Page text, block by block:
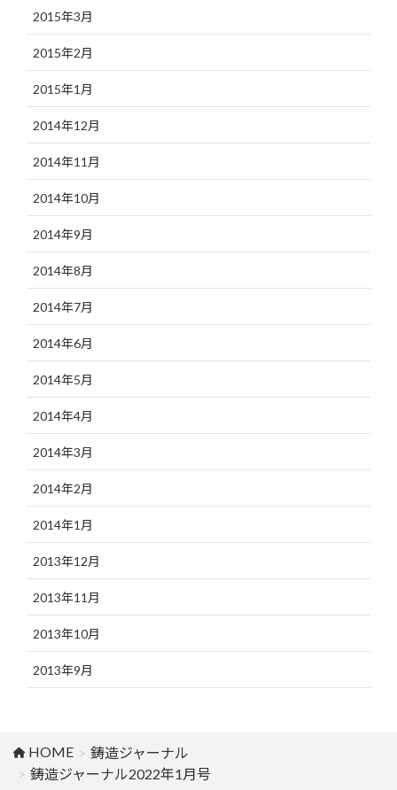
2015年3月
2015年2月
2015年1月
2014年12月
2014年11月
2014年10月
2014年9月
2014年8月
2014年7月
2014年6月
2014年5月
2014年4月
2014年3月
2014年2月
2014年1月
2013年12月
2013年11月
2013年10月
2013年9月
HOME
鋳造ジャーナル
鋳造ジャーナル2022年1月号